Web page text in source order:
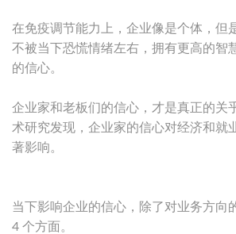
在免疫调节能力上，企业像是个体，但
不被当下恐慌情绪左右，拥有更高的智
的信心。
企业家和老板们的信心，才是真正的关
术研究发现，企业家的信心对经济和就
著影响。
当下影响企业的信心，除了对业务方向
4 个方面。